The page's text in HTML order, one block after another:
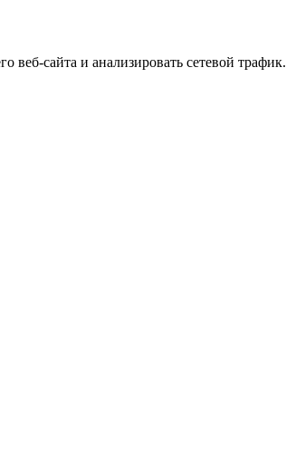
сайта и анализировать сетевой трафик.